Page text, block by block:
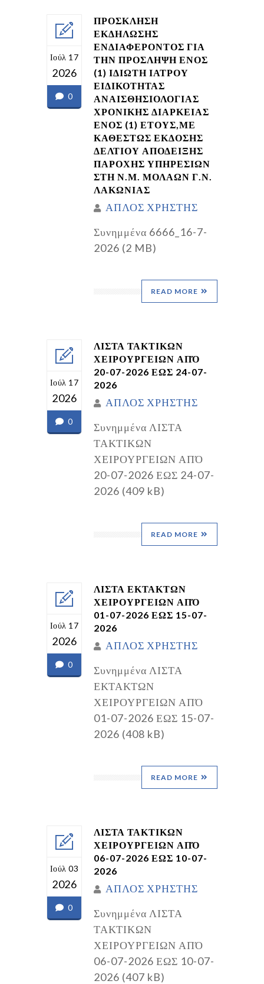
Ιούλ 17
2026
0
ΠΡΟΣΚΛΗΣΗ
ΕΚΔΗΛΩΣΗΣ
ΕΝΔΙΑΦΕΡΟΝΤΟΣ ΓΙΑ
ΤΗΝ ΠΡΟΣΛΗΨΗ ΕΝΟΣ
(1) ΙΔΙΩΤΗ ΙΑΤΡΟΥ
ΕΙΔΙΚΟΤΗΤΑΣ
ΑΝΑΙΣΘΗΣΙΟΛΟΓΙΑΣ
ΧΡΟΝΙΚΗΣ ΔΙΑΡΚΕΙΑΣ
ΕΝΟΣ (1) ΕΤΟΥΣ,ΜΕ
ΚΑΘΕΣΤΩΣ ΕΚΔΟΣΗΣ
ΔΕΛΤΙΟΥ ΑΠΟΔΕΙΞΗΣ
ΠΑΡΟΧΗΣ ΥΠΗΡΕΣΙΩΝ
ΣΤΗ Ν.Μ. ΜΟΛΑΩΝ Γ.Ν.
ΛΑΚΩΝΙΑΣ
ΑΠΛΟΣ ΧΡΗΣΤΗΣ
Συνημμένα 6666_16-7-
2026 (2 MB)
READ MORE
Ιούλ 17
2026
0
ΛΙΣΤΑ ΤΑΚΤΙΚΩΝ
ΧΕΙΡΟΥΡΓΕΙΩΝ ΑΠΌ
20-07-2026 ΕΩΣ 24-07-
2026
ΑΠΛΟΣ ΧΡΗΣΤΗΣ
Συνημμένα ΛΙΣΤΑ
ΤΑΚΤΙΚΩΝ
ΧΕΙΡΟΥΡΓΕΙΩΝ ΑΠΌ
20-07-2026 ΕΩΣ 24-07-
2026 (409 kB)
READ MORE
Ιούλ 17
2026
0
ΛΙΣΤΑ ΕΚΤΑΚΤΩΝ
ΧΕΙΡΟΥΡΓΕΙΩΝ ΑΠΌ
01-07-2026 ΕΩΣ 15-07-
2026
ΑΠΛΟΣ ΧΡΗΣΤΗΣ
Συνημμένα ΛΙΣΤΑ
ΕΚΤΑΚΤΩΝ
ΧΕΙΡΟΥΡΓΕΙΩΝ ΑΠΌ
01-07-2026 ΕΩΣ 15-07-
2026 (408 kB)
READ MORE
Ιούλ 03
2026
0
ΛΙΣΤΑ ΤΑΚΤΙΚΩΝ
ΧΕΙΡΟΥΡΓΕΙΩΝ ΑΠΌ
06-07-2026 ΕΩΣ 10-07-
2026
ΑΠΛΟΣ ΧΡΗΣΤΗΣ
Συνημμένα ΛΙΣΤΑ
ΤΑΚΤΙΚΩΝ
ΧΕΙΡΟΥΡΓΕΙΩΝ ΑΠΌ
06-07-2026 ΕΩΣ 10-07-
2026 (407 kB)